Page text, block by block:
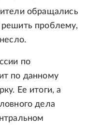
обращались
проблему,
по
по данному
Ее итоги, а
дела